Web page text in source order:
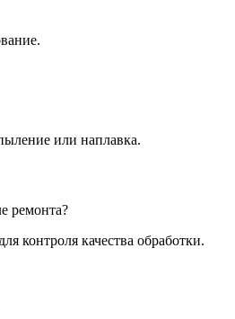
или наплавка.
ремонта?
контроля качества обработки.